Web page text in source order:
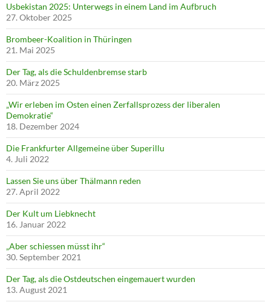
Usbekistan 2025: Unterwegs in einem Land im Aufbruch
27. Oktober 2025
Brombeer-Koalition in Thüringen
21. Mai 2025
Der Tag, als die Schuldenbremse starb
20. März 2025
„Wir erleben im Osten einen Zerfallsprozess der liberalen
Demokratie“
18. Dezember 2024
Die Frankfurter Allgemeine über Superillu
4. Juli 2022
Lassen Sie uns über Thälmann reden
27. April 2022
Der Kult um Liebknecht
16. Januar 2022
„Aber schiessen müsst ihr“
30. September 2021
Der Tag, als die Ostdeutschen eingemauert wurden
13. August 2021